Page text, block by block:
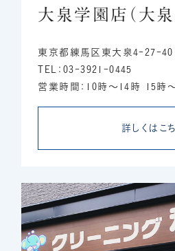
大泉学園店（大泉
東京都練馬区東大泉4-27-40
TEL：03-3921-0445
営業時間：10時～14時 15時
詳しくはこ